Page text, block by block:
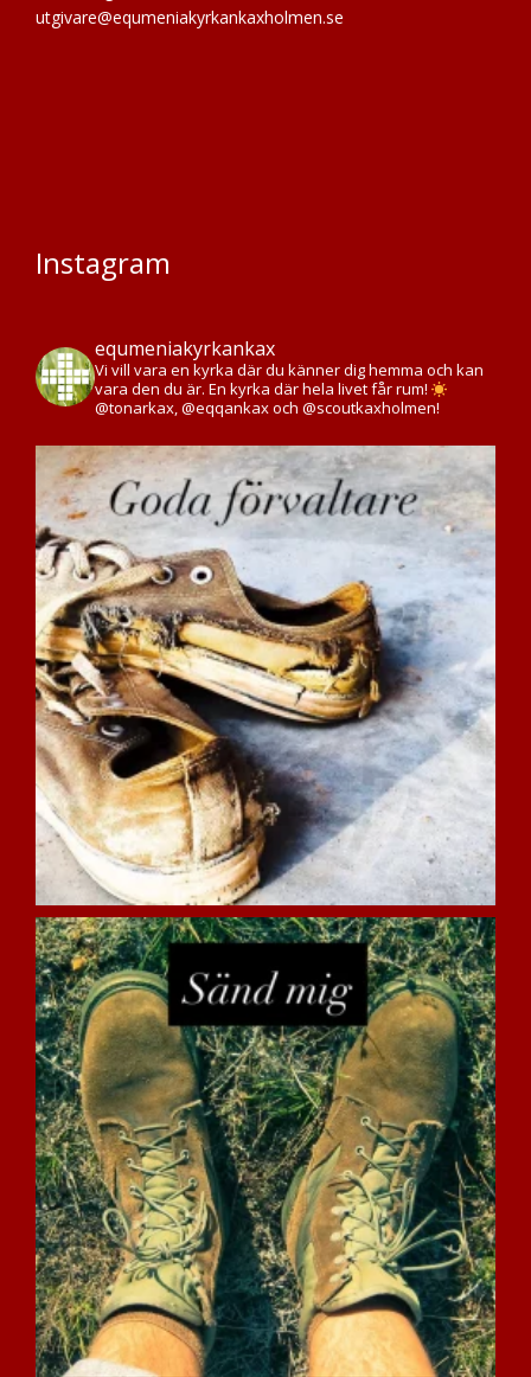
utgivare@equmeniakyrkankaxholmen.se
Instagram
equmeniakyrkankax
Vi vill vara en kyrka där du känner dig hemma och kan
vara den du är. En kyrka där hela livet får rum!
@tonarkax, @eqqankax och @scoutkaxholmen!